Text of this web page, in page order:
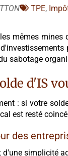
Tags
TPE,
mêmes
sabotage
d'IS
: si votre
est resté
des
simplicité